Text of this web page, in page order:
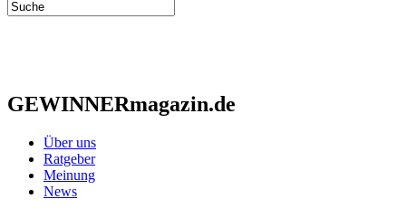
GEWINNERmagazin.de
Über uns
Ratgeber
Meinung
News